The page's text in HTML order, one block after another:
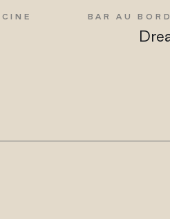
BAR AU